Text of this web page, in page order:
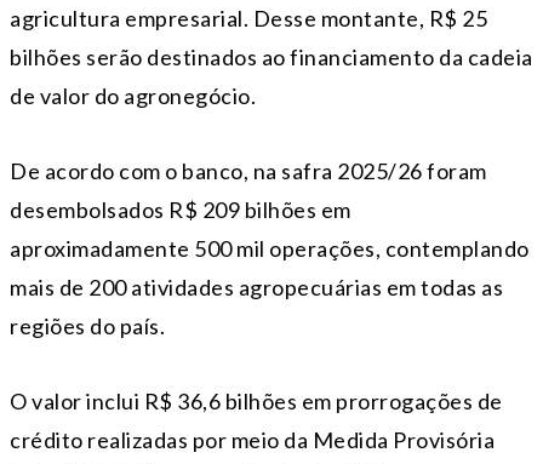
agricultura empresarial. Desse montante, R$ 25
bilhões serão destinados ao financiamento da cadeia
de valor do agronegócio.
De acordo com o banco, na safra 2025/26 foram
desembolsados R$ 209 bilhões em
aproximadamente 500 mil operações, contemplando
mais de 200 atividades agropecuárias em todas as
regiões do país.
O valor inclui R$ 36,6 bilhões em prorrogações de
crédito realizadas por meio da Medida Provisória